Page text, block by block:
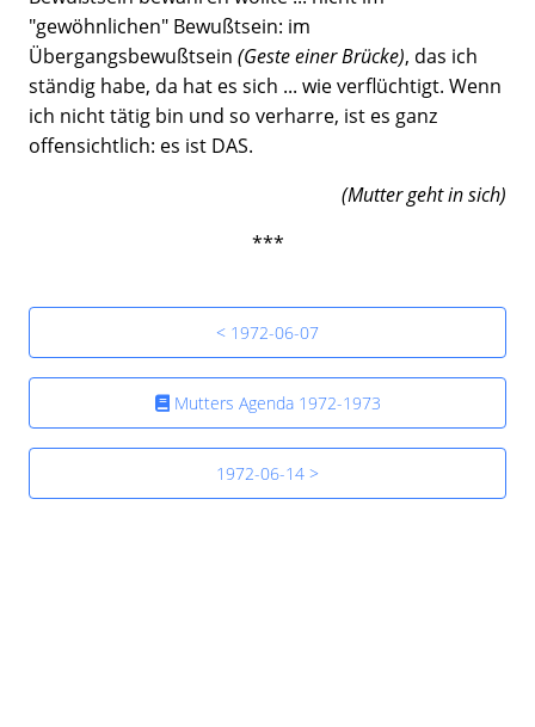
"gewöhnlichen" Bewußtsein: im
Übergangsbewußtsein (Geste einer Brücke), das ich
ständig habe, da hat es sich ... wie verflüchtigt. Wenn
ich nicht tätig bin und so verharre, ist es ganz
offensichtlich: es ist DAS.
(Mutter geht in sich)
***
< 1972-06-07
Mutters Agenda 1972-1973
1972-06-14 >